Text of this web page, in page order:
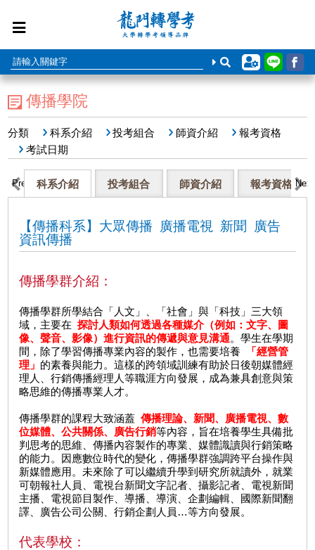
傳播學院
分類 科系介紹 投考組合 師資介紹
報考資格
考試日期
Previous科系介紹 投考組合 師資介紹 報考資格 Next
【傳播科系】大眾傳播 廣播電視 新聞 廣告
資訊傳播
傳播學群介紹：
傳播學群所學結合「人文」、「社會」與「科技」三大領
域，主要在 探討人類如何透過各種媒介（例如：文字、圖
像、聲音、影像）進行資訊的傳遞與意見溝通。學生在學期
間，除了學習傳播專業內容的製作，也需要培養
「經營管
理」 的素養與能力。這樣的跨領域訓練有助於日後朝媒體經
理人、行銷傳播經理人等職涯方向發展，成為兼具創意與策
略思維的傳播專業人才。
傳播學群的課程大致涵蓋 傳播理論、新聞、廣播電視、數
位媒體、公共關係、廣告行銷等內容，旨在培養學生具備批
判思考的思維、傳播內容製作的專業、媒體識讀與行銷策略
的能力。因應數位時代的變化，傳播學群強調跨平台操作與
新媒體應用。未來除了可以繼續升學到研究所就讀外，就業
可朝報社人員、電視台新聞文字記者、攝影記者、電視新聞
主播、電視節目製作、導播、導演、企劃編輯、國際新聞翻
譯、廣告公司公關、行銷企劃人員…等方向發展。
代表學校：